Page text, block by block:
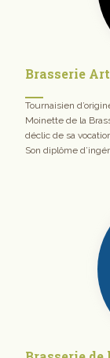
Brasserie
Tournaisien
Moinette de la
déclic de sa
Son diplôme